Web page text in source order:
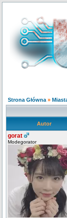
Strona Główna »
Autor
gorat
Modegorator